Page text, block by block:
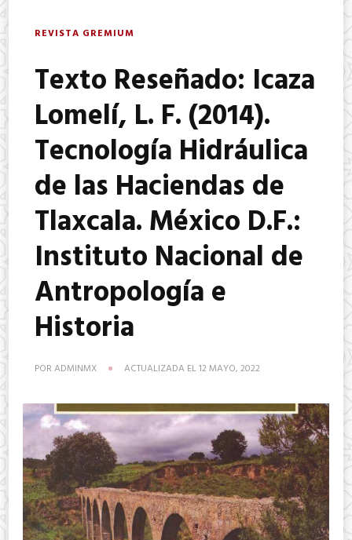
REVISTA GREMIUM
Texto Reseñado: Icaza
Lomelí, L. F. (2014).
Tecnología Hidráulica
de las Haciendas de
Tlaxcala. México D.F.:
Instituto Nacional de
Antropología e
Historia
POR ADMINMX ACTUALIZADA EL12 MAYO, 2022